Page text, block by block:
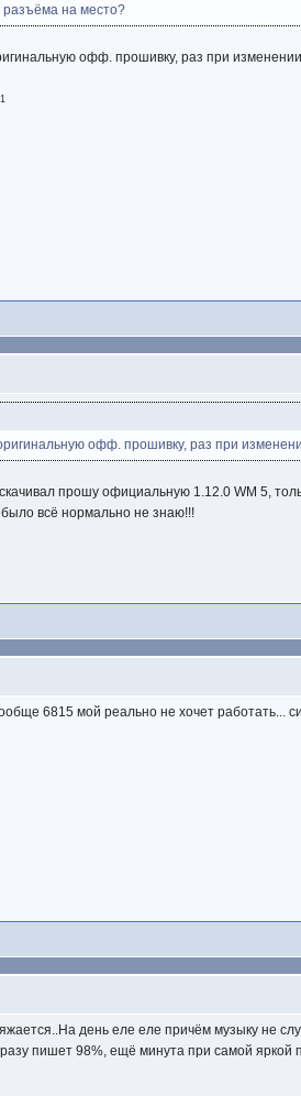
разъёма на место?
офф. прошивку, раз при
офф. прошивку, раз при
прошу официальную 1.12.0 WM 5,
было всё нормально не знаю!!!
6815 мой реально не хочет
день еле еле причём музыку не
пишет 98%, ещё минута при самой